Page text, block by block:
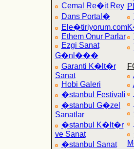
Cemal Re�it Rey
Dans Portal�
Ele�tiriyorum.com
Ethem Onur Parlar
Ezgi Sanat
G�nl���
Garanti K�lt�r
Sanat
Hobi Galeri
�stanbul Festivali
�stanbul G�zel
Sanatlar
�stanbul K�lt�r
ve Sanat
�stanbul Sanat